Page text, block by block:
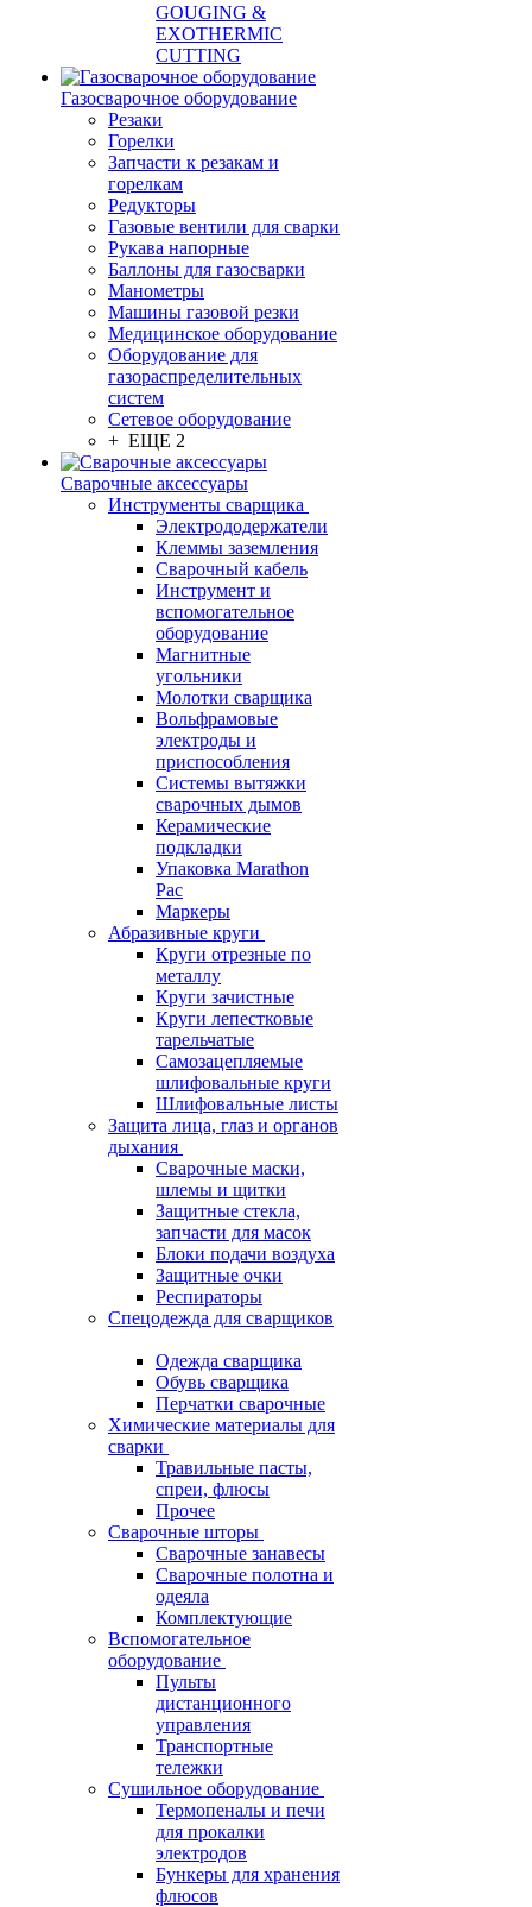
GOUGING &
EXOTHERMIC
CUTTING
Газосварочное оборудование
Резаки
Горелки
Запчасти к резакам и
горелкам
Редукторы
Газовые вентили для сварки
Рукава напорные
Баллоны для газосварки
Манометры
Машины газовой резки
Медицинское оборудование
Оборудование для
газораспределительных
систем
Сетевое оборудование
+ ЕЩЕ 2
Сварочные аксессуары
Инструменты сварщика
Электрододержатели
Клеммы заземления
Сварочный кабель
Инструмент и
вспомогательное
оборудование
Магнитные
угольники
Молотки сварщика
Вольфрамовые
электроды и
приспособления
Системы вытяжки
сварочных дымов
Керамические
подкладки
Упаковка Marathon
Pac
Маркеры
Абразивные круги
Круги отрезные по
металлу
Круги зачистные
Круги лепестковые
тарельчатые
Самозацепляемые
шлифовальные круги
Шлифовальные листы
Защита лица, глаз и органов
дыхания
Сварочные маски,
шлемы и щитки
Защитные стекла,
запчасти для масок
Блоки подачи воздуха
Защитные очки
Респираторы
Спецодежда для сварщиков
Одежда сварщика
Обувь сварщика
Перчатки сварочные
Химические материалы для
сварки
Травильные пасты,
спреи, флюсы
Прочее
Сварочные шторы
Сварочные занавесы
Сварочные полотна и
одеяла
Комплектующие
Вспомогательное
оборудование
Пульты
дистанционного
управления
Транспортные
тележки
Сушильное оборудование
Термопеналы и печи
для прокалки
электродов
Бункеры для хранения
флюсов